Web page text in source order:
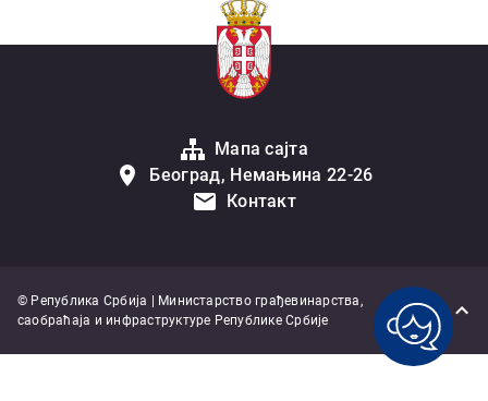
Мапа сајта
Београд, Немањина 22-26
Контакт
© Република Србија | Министарство грађевинарства,
саобраћаја и инфраструктуре Републике Србије